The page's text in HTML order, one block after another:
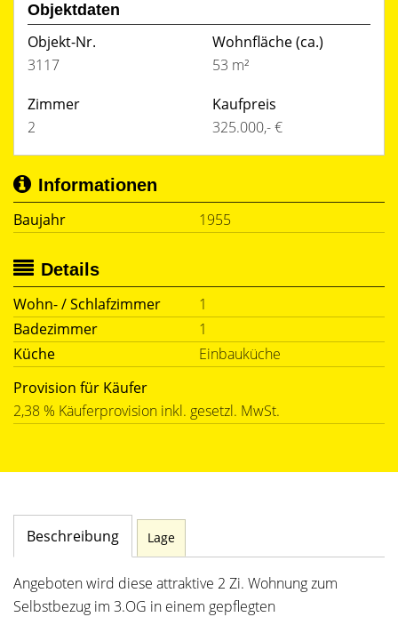
Objektdaten
Objekt-Nr.
3117
Wohnfläche(ca.)
53 m²
Zimmer
2
Kaufpreis
325.000,- €
Informationen
Baujahr
1955
Details
Wohn- / Schlafzimmer
1
Badezimmer
1
Küche
Einbauküche
Provision für Käufer
2,38 % Käuferprovision inkl. gesetzl. MwSt.
Beschreibung Lage
Angeboten wird diese attraktive 2 Zi. Wohnung zum
Selbstbezug im 3.OG in einem gepflegten